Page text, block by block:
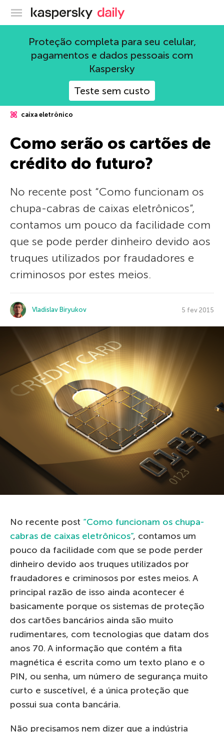
Blog oficial da Kaspersky
Proteção completa para seu celular,
pagamentos e dados pessoais com
Kaspersky
Teste sem custo
caixa eletrônico
Como serão os cartões de
crédito do futuro?
No recente post “Como funcionam os
chupa-cabras de caixas eletrônicos”,
contamos um pouco da facilidade com
que se pode perder dinheiro devido aos
truques utilizados por fraudadores e
criminosos por estes meios.
Vladislav Biryukov 5 fev 2015
No recente post “Como funcionam os chupa-
cabras de caixas eletrônicos”, contamos um
pouco da facilidade com que se pode perder
dinheiro devido aos truques utilizados por
fraudadores e criminosos por estes meios. A
principal razão de isso ainda acontecer é
basicamente porque os sistemas de proteção
dos cartões bancários ainda são muito
rudimentares, com tecnologias que datam dos
anos 70. A informação que contém a fita
magnética é escrita como um texto plano e o
PIN, ou senha, um número de segurança muito
curto e suscetível, é a única proteção que
possui sua conta bancária.
Não precisamos nem dizer que a indústria